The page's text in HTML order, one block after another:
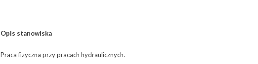
Opis stanowiska
Praca fizyczna przy pracach hydraulicznych.